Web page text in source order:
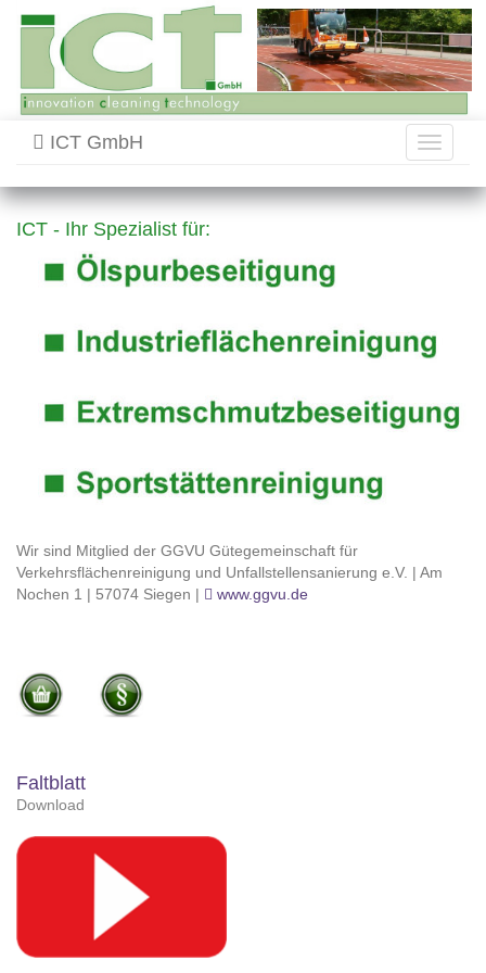
Toggle
ICT GmbH
ICT - Ihr Spezialist für:
Wir sind Mitglied der GGVU Gütegemeinschaft für
Verkehrsflächenreinigung und Unfallstellensanierung e.V. | Am
Nochen 1 | 57074 Siegen |
www.ggvu.de
Faltblatt
Download